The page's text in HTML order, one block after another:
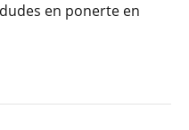
en ponerte en